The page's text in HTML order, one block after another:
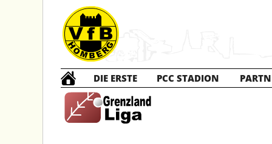
DIE ERSTE PCC STADION